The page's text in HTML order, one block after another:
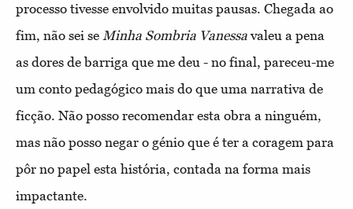
processo tivesse envolvido muitas pausas. Chegada ao
fim, não sei se Minha Sombria Vanessavaleu a pena
as dores de barriga que me deu - no final, pareceu-me
um conto pedagógico mais do que uma narrativa de
ficção. Não posso recomendar esta obra a ninguém,
mas não posso negar o génio que é ter a coragem para
pôr no papel esta história, contada na forma mais
impactante.